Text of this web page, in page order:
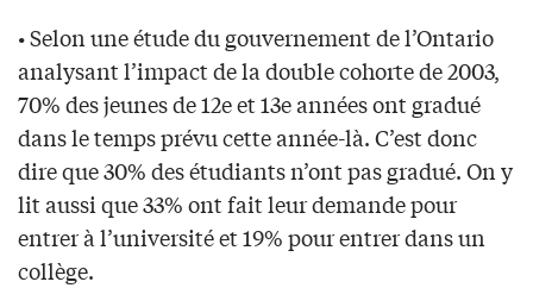
• Selon une étude du gouvernement de l’Ontario
analysant l’impact de la double cohorte de 2003,
70% des jeunes de 12e et 13e années ont gradué
dans le temps prévu cette année-là. C’est donc
dire que 30% des étudiants n’ont pas gradué. On y
lit aussi que 33% ont fait leur demande pour
entrer à l’université et 19% pour entrer dans un
collège.